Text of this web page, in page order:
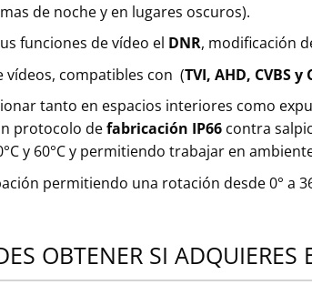
de noche y en lugares oscuros).
funciones de vídeo el DNR, modificación
vídeos, compatibles con (TVI, AHD, CVBS y
tanto en espacios interiores como
protocolo defabricación IP66contra
y 60°C y permitiendo trabajar en
permitiendo una rotación desde 0° a
OBTENER SI ADQUIERES